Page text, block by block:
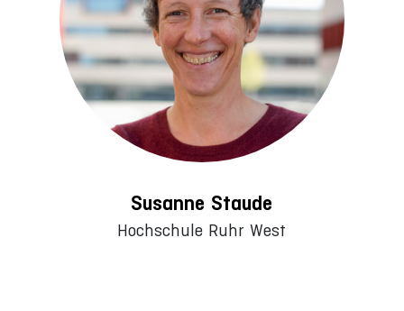
Susanne Staude
Hochschule Ruhr West